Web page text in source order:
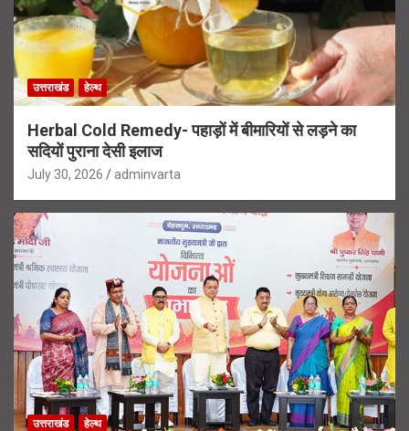
उत्तराखंड हेल्थ
Herbal Cold Remedy- पहाड़ों में बीमारियों से लड़ने का
सदियों पुराना देसी इलाज
July 30, 2026 adminvarta
उत्तराखंड हेल्थ